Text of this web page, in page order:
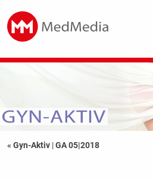
« Gyn-Aktiv |GA 05|2018